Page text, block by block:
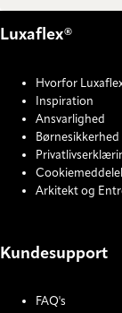
Luxaflex®
Hvorfor
Inspiration
Ansvarlighed
Børnesikkerhed
Arkitekt og
Kundesupport
FAQ's